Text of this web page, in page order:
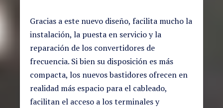
Gracias a este nuevo diseño, facilita mucho la
instalación, la puesta en servicio y la
reparación de los convertidores de
frecuencia. Si bien su disposición es más
compacta, los nuevos bastidores ofrecen en
realidad más espacio para el cableado,
facilitan el acceso a los terminales y